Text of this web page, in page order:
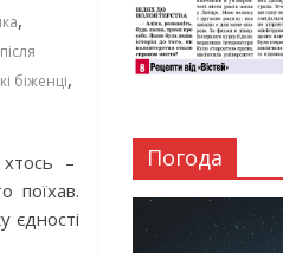
,
біженці,
–
поїхав.
єдності
Погода